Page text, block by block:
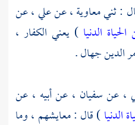
: ثنيمعاوية ،عنعلي ،عن
الدنيا) يعني الكفار ،
الدين جهال .
، عنسفيان ، عن أبيه ، عن
الدنيا) قال : معايشهم ، وما